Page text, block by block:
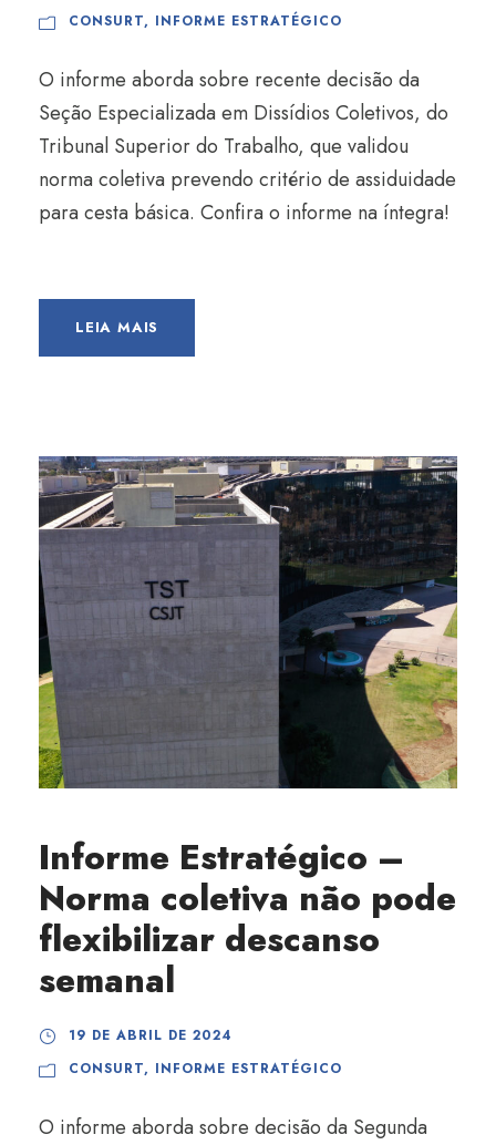
CONSURT, INFORME ESTRATÉGICO
O informe aborda sobre recente decisão da
Seção Especializada em Dissídios Coletivos, do
Tribunal Superior do Trabalho, que validou
norma coletiva prevendo critério de assiduidade
para cesta básica. Confira o informe na íntegra!
LEIA MAIS
Informe Estratégico –
Norma coletiva não pode
flexibilizar descanso
semanal
19 DE ABRIL DE 2024
CONSURT, INFORME ESTRATÉGICO
O informe aborda sobre decisão da Segunda